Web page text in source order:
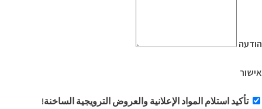
הודעה
אישור
تأكيد استلام المواد الإعلانية والعروض الترويجية الساخنة!